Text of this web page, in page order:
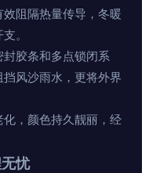
效阻隔热量传导，冬暖
。
封胶条和多点锁闭系
风沙雨水，更将外界
化，颜色持久靓丽，经
忧